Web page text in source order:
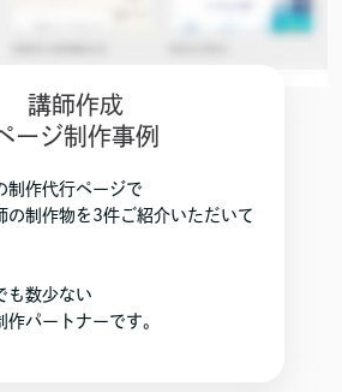
講師作成
ージ制作事例
制作代行ページで
の制作物を3件ご紹介いただいて
も数少ない
作パートナーです。